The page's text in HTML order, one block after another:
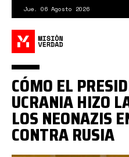
contenido
principal
Jue. 06 Agosto 2026
CÓMO EL
UCRANIA HIZO
LOS NEONAZIS
CONTRA RUSIA